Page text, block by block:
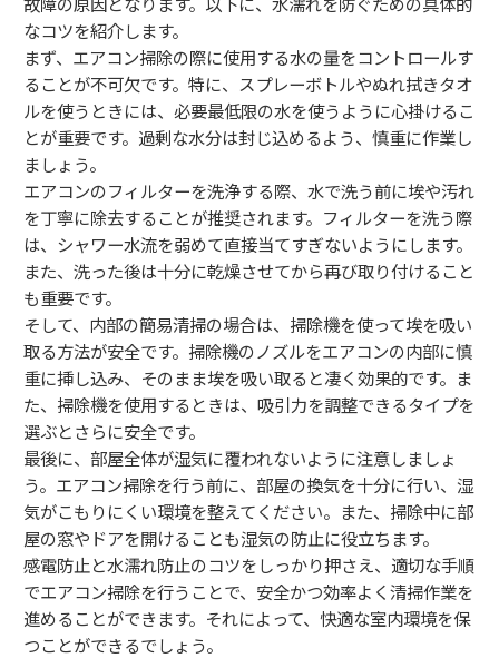
なコツを紹介します。
まず、エアコン掃除の際に使用する水の量をコントロールす
ることが不可欠です。特に、スプレーボトルやぬれ拭きタオ
ルを使うときには、必要最低限の水を使うように心掛けるこ
とが重要です。過剰な水分は封じ込めるよう、慎重に作業し
ましょう。
エアコンのフィルターを洗浄する際、水で洗う前に埃や汚れ
を丁寧に除去することが推奨されます。フィルターを洗う際
は、シャワー水流を弱めて直接当てすぎないようにします。
また、洗った後は十分に乾燥させてから再び取り付けること
も重要です。
そして、内部の簡易清掃の場合は、掃除機を使って埃を吸い
取る方法が安全です。掃除機のノズルをエアコンの内部に慎
重に挿し込み、そのまま埃を吸い取ると凄く効果的です。ま
た、掃除機を使用するときは、吸引力を調整できるタイプを
選ぶとさらに安全です。
最後に、部屋全体が湿気に覆われないように注意しましょ
う。エアコン掃除を行う前に、部屋の換気を十分に行い、湿
気がこもりにくい環境を整えてください。また、掃除中に部
屋の窓やドアを開けることも湿気の防止に役立ちます。
感電防止と水濡れ防止のコツをしっかり押さえ、適切な手順
でエアコン掃除を行うことで、安全かつ効率よく清掃作業を
進めることができます。それによって、快適な室内環境を保
つことができるでしょう。